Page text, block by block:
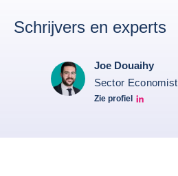
Schrijvers en experts
Joe Douaihy
Sector Economist
Zie profiel
Joe Linkedin